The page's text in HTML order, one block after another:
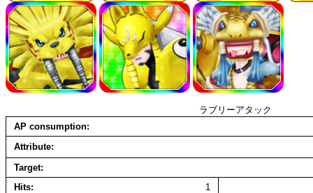
ラブリーアタック
AP consumption
Attribute
Target
Hits
1